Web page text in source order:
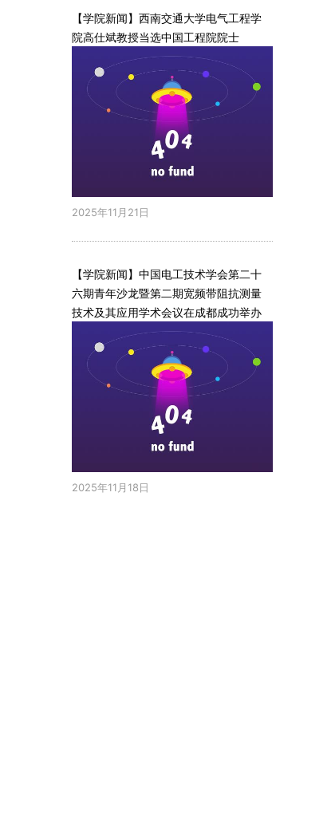
【学院新闻】西南交通大学电气工程学
院高仕斌教授当选中国工程院院士
2025年11月21日
【学院新闻】中国电工技术学会第二十
六期青年沙龙暨第二期宽频带阻抗测量
技术及其应用学术会议在成都成功举办
2025年11月18日